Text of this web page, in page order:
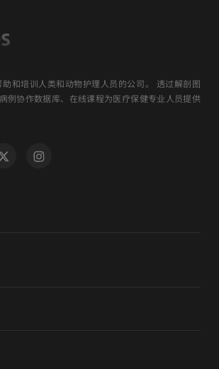
助和培训人类和动物护理人员的公司。 透过解剖图
例协作数据库、在线课程为医疗保健专业人员提供